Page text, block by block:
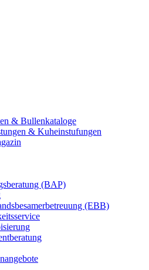
& Bullenkataloge
& Kuheinstufungen
(BAP)
(EBB)